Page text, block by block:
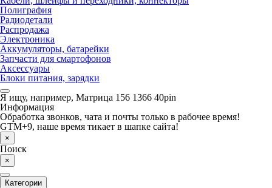
Полиграфия
Радиодетали
Распродажа
Электроника
Аккумуляторы, батарейки
Запчасти для смартофонов
Аксессуары
Блоки питания, зарядки
Я ищу, например, Матрица 156 1366 40pin
Информация
Обработка звонков, чата и почты только в рабочее время!
GTM+9, наше время тикает в шапке сайта!
×
Поиск
×
Категории